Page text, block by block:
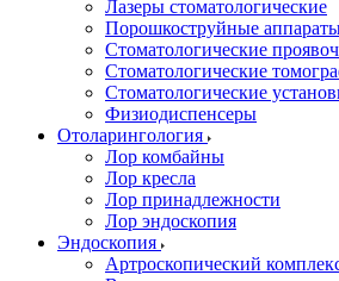
Лазеры стоматологические
Порошкоструйные
Стоматологические
Стоматологические
Стоматологические
Физиодиспенсеры
Отоларингология
Лор комбайны
Лор кресла
Лор принадлежности
Лор эндоскопия
Эндоскопия
Артроскопический